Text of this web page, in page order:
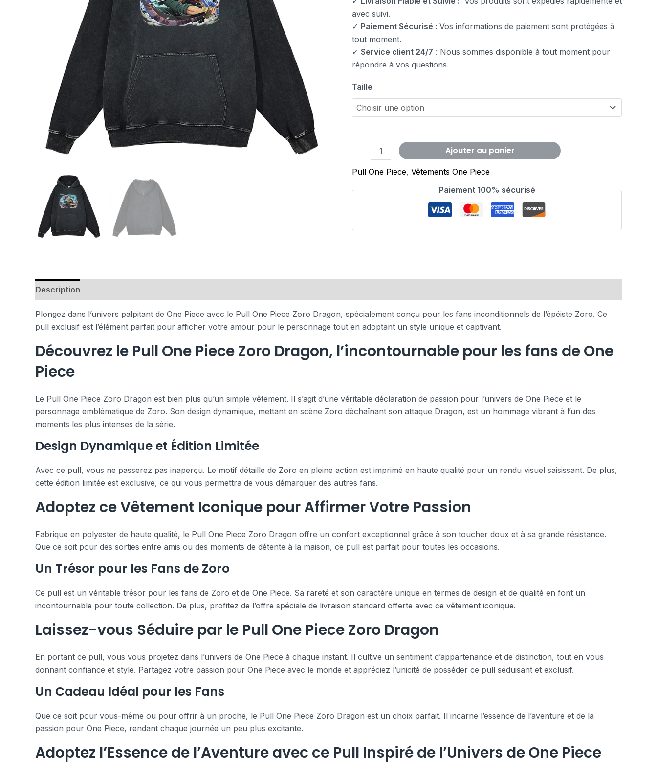
avec suivi.
✓ Paiement Sécurisé : Vos informations de paiement sont protégées à
tout moment.
✓ Service client 24/7 : Nous sommes disponible à tout moment pour
répondre à vos questions.
Taille
Ajouter au panier
Pull One Piece, Vêtements One Piece
Paiement 100% sécurisé
Description
Plongez dans l’univers palpitant de One Piece avec le Pull One Piece Zoro Dragon, spécialement conçu pour les fans inconditionnels de l’épéiste Zoro. Ce
pull exclusif est l’élément parfait pour afficher votre amour pour le personnage tout en adoptant un style unique et captivant.
Découvrez le Pull One Piece Zoro Dragon, l’incontournable pour les fans de One
Piece
Le Pull One Piece Zoro Dragon est bien plus qu’un simple vêtement. Il s’agit d’une véritable déclaration de passion pour l’univers de One Piece et le
personnage emblématique de Zoro. Son design dynamique, mettant en scène Zoro déchaînant son attaque Dragon, est un hommage vibrant à l’un des
moments les plus intenses de la série.
Design Dynamique et Édition Limitée
Avec ce pull, vous ne passerez pas inaperçu. Le motif détaillé de Zoro en pleine action est imprimé en haute qualité pour un rendu visuel saisissant. De plus,
cette édition limitée est exclusive, ce qui vous permettra de vous démarquer des autres fans.
Adoptez ce Vêtement Iconique pour Affirmer Votre Passion
Fabriqué en polyester de haute qualité, le Pull One Piece Zoro Dragon offre un confort exceptionnel grâce à son toucher doux et à sa grande résistance.
Que ce soit pour des sorties entre amis ou des moments de détente à la maison, ce pull est parfait pour toutes les occasions.
Un Trésor pour les Fans de Zoro
Ce pull est un véritable trésor pour les fans de Zoro et de One Piece. Sa rareté et son caractère unique en termes de design et de qualité en font un
incontournable pour toute collection. De plus, profitez de l’offre spéciale de livraison standard offerte avec ce vêtement iconique.
Laissez-vous Séduire par le Pull One Piece Zoro Dragon
En portant ce pull, vous vous projetez dans l’univers de One Piece à chaque instant. Il cultive un sentiment d’appartenance et de distinction, tout en vous
donnant confiance et style. Partagez votre passion pour One Piece avec le monde et appréciez l’unicité de posséder ce pull séduisant et exclusif.
Un Cadeau Idéal pour les Fans
Que ce soit pour vous-même ou pour offrir à un proche, le Pull One Piece Zoro Dragon est un choix parfait. Il incarne l’essence de l’aventure et de la
passion pour One Piece, rendant chaque journée un peu plus excitante.
Adoptez l’Essence de l’Aventure avec ce Pull Inspiré de l’Univers de One Piece